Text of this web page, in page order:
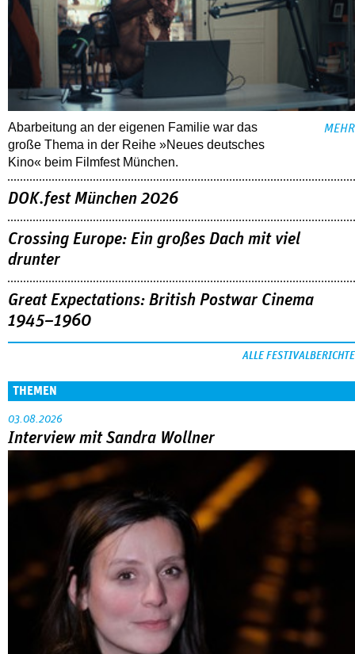
Abarbeitung an der eigenen Familie war das
große Thema in der Reihe »Neues deutsches
Kino« beim Filmfest München.
MEHR
DOK.fest München 2026
Crossing Europe: Ein großes Dach mit viel
drunter
Great Expectations: British Postwar Cinema
1945–1960
ALLE FESTIVALBERICHTE
THEMEN
03.08.2026
Interview mit Sandra Wollner